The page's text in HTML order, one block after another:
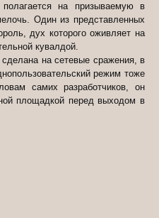
на призываемую в
Один из представленных
дух которого оживляет на
кувалдой.
сделана на сетевые сражения, в
режим тоже
самих разработчиков, он
площадкой перед выходом в